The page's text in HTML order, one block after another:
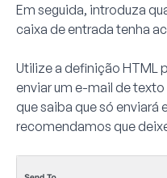
Em seguida, introduza
caixa de entrada tenha
Utilize a definição HTML
enviar um e-mail de
que saiba que só
recomendamos que